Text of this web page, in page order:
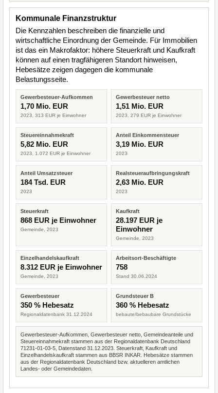
Kommunale Finanzstruktur
Die Kennzahlen beschreiben die finanzielle und
wirtschaftliche Einordnung der Gemeinde. Für Immobilien
ist das ein Makrofaktor: höhere Steuerkraft und Kaufkraft
können auf einen tragfähigeren Standort hinweisen,
Hebesätze zeigen dagegen die kommunale
Belastungsseite.
Gewerbesteuer-Aufkommen
1,70 Mio. EUR
2023, 313 EUR je Einwohner
Gewerbesteuer netto
1,51 Mio. EUR
2023, 279 EUR je Einwohner
Steuereinnahmekraft
5,82 Mio. EUR
2023, 1.072 EUR je Einwohner
Anteil Einkommensteuer
3,19 Mio. EUR
2023
Anteil Umsatzsteuer
184 Tsd. EUR
2023
Realsteueraufbringungskraft
2,63 Mio. EUR
2023
Steuerkraft
868 EUR je Einwohner
Gemeinde, 2023
Kaufkraft
28.197 EUR je
Einwohner
Gemeinde, 2023
Einzelhandelskaufkraft
8.312 EUR je Einwohner
Gemeinde, 2023
Arbeitsort-Beschäftigte
758
Stand 30.06.2024
Gewerbesteuer
350 % Hebesatz
Regionaldatenbank 31.12.2024
Grundsteuer B
360 % Hebesatz
bebaute/bebaubare Grundstücke
Gewerbesteuer-Aufkommen, Gewerbesteuer netto, Gemeindeanteile und
Steuereinnahmekraft stammen aus der Regionaldatenbank Deutschland
71231-01-03-5, Datenstand 31.12.2023. Steuerkraft, Kaufkraft und
Einzelhandelskaufkraft stammen aus BBSR INKAR. Hebesätze stammen
aus der Regionaldatenbank Deutschland bzw. aktuelleren amtlichen
Landes- oder Gemeindedaten.